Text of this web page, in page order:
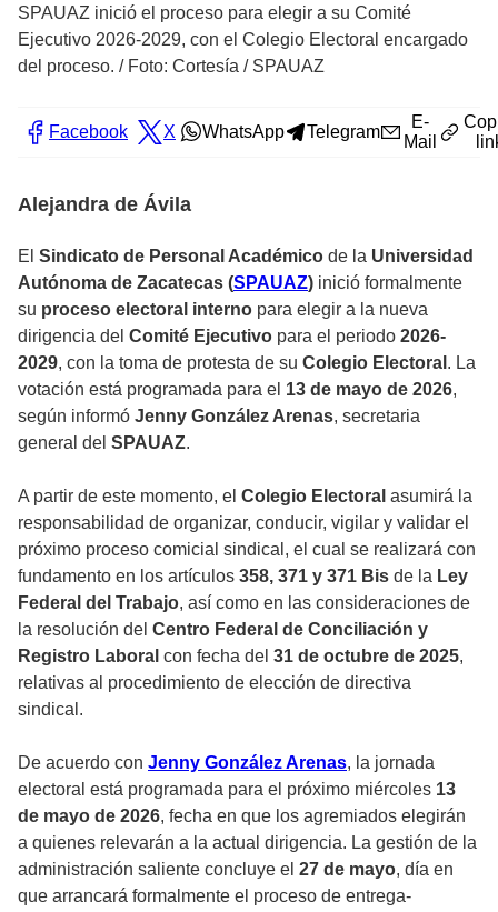
SPAUAZ inició el proceso para elegir a su Comité
Ejecutivo 2026-2029, con el Colegio Electoral encargado
del proceso. / Foto: Cortesía / SPAUAZ
Facebook X WhatsApp Telegram
E-
Mail
Alejandra de Ávila
El Sindicato de Personal Académico de la Universidad
Autónoma de Zacatecas (SPAUAZ) inició formalmente
su proceso electoral interno para elegir a la nueva
dirigencia del Comité Ejecutivo para el periodo 2026-
2029, con la toma de protesta de su Colegio Electoral . La
votación está programada para el 13 de mayo de 2026,
según informó Jenny González Arenas, secretaria
general del SPAUAZ.
A partir de este momento, el Colegio Electoral asumirá la
responsabilidad de organizar, conducir, vigilar y validar el
próximo proceso comicial sindical, el cual se realizará con
fundamento en los artículos 358, 371 y 371 Bis de la Ley
Federal del Trabajo, así como en las consideraciones de
la resolución del Centro Federal de Conciliación y
Registro Laboral con fecha del 31 de octubre de 2025,
relativas al procedimiento de elección de directiva
sindical.
De acuerdo con Jenny González Arenas, la jornada
electoral está programada para el próximo miércoles 13
de mayo de 2026, fecha en que los agremiados elegirán
a quienes relevarán a la actual dirigencia. La gestión de la
administración saliente concluye el 27 de mayo, día en
que arrancará formalmente el proceso de entrega-